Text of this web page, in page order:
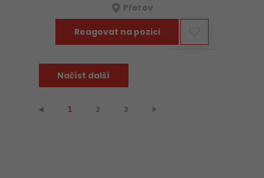
Přerov
Reagovat na pozici
Načíst další
⯇ 1 2 3 ⯈